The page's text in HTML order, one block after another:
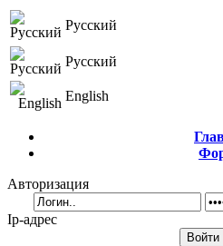
Русский
Русский
English
Авторизация
Ip-адрес